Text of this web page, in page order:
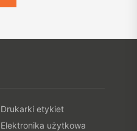
Drukarki etykiet
Elektronika użytkowa